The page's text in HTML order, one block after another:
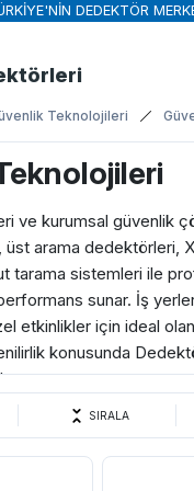
DEDEKTÖR
Teknolojileri
ve kurumsal güvenlik
arama dedektörleri,
tarama sistemleri ile
sunar. İş
etkinlikler için ideal
konusunda
ve ziyaretçi güvenliğini
SIRALA
Güvenlik
Üst Arama
Adli Tıp X-
Endüstriyel
Tır ve
Vücut